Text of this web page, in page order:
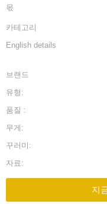
몫
카테고리
English details
브랜드
유형:
품질 :
무게:
꾸러미:
자료:
지